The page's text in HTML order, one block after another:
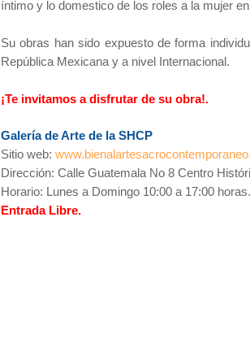
íntimo y lo domestico de los roles a la mujer
Su obras han sido expuesto de forma
República Mexicana y a nivel Internacional.
¡Te invitamos a disfrutar de su obra!.
Galería de Arte de la SHCP
Sitio web:
Dirección: Calle Guatemala No 8 Centro
Horario: Lunes a Domingo 10:00 a 17:00 horas.
Entrada Libre.